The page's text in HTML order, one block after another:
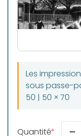
Les
sous passe-
50 | 50 × 70
Quantité